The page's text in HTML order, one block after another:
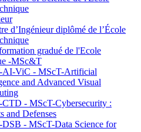
d’Ingénieur diplômé de l’École
gradué de l'Ecole
-MSc&T
AI-ViC - MScT-Artificial
and Advanced Visual
CTD - MScT-Cybersecurity :
and Defenses
- MScT-Data Science for